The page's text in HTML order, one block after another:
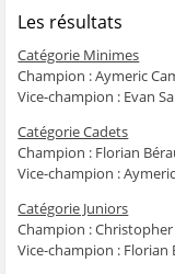
Les résultats
Catégorie Minimes
Champion : Aymeric
Vice-champion : Evan
Catégorie Cadets
Champion : Florian
Vice-champion :
Catégorie Juniors
Champion :
Vice-champion : Florian